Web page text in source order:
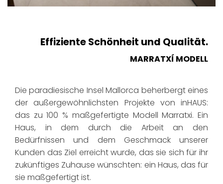
Effiziente Schönheit und Qualität.
MARRATXÍ MODELL
Die paradiesische Insel Mallorca beherbergt eines
der außergewöhnlichsten Projekte von inHAUS:
das zu 100 % maßgefertigte Modell Marratxi. Ein
Haus, in dem durch die Arbeit an den
Bedürfnissen und dem Geschmack unserer
Kunden das Ziel erreicht wurde, das sie sich für ihr
zukünftiges Zuhause wünschten: ein Haus, das für
sie maßgefertigt ist.